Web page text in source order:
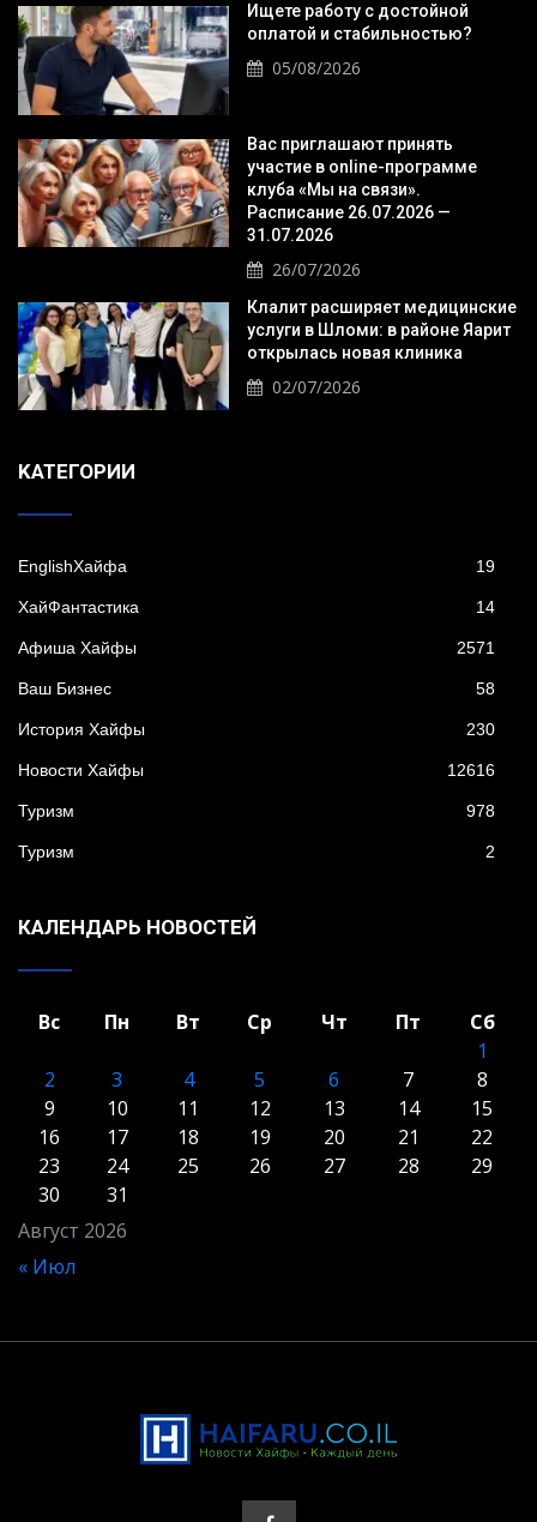
Ищете работу с достойной
оплатой и стабильностью?
05/08/2026
Вас приглашают принять
участие в online-программе
клуба «Мы на связи».
Расписание 26.07.2026 —
31.07.2026
26/07/2026
Клалит расширяет медицинские
услуги в Шломи: в районе Яарит
открылась новая клиника
02/07/2026
KАТЕГОРИИ
EnglishХайфа 19
XайФантастика 14
Афиша Хайфы 2571
Ваш Бизнес 58
История Хайфы 230
Новости Хайфы 12616
Туризм 978
Туризм 2
КАЛЕНДАРЬ НОВОСТЕЙ
Август 2026
Вс Пн Вт Ср Чт Пт
Сб
1
2
3 4 5 6 7
8
9
10 11 12 13 14
15
16
17 18 19 20 21
22
23
24 25 26 27 28
29
30
31
« Июл